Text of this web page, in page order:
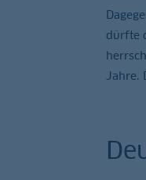
dürfte
Jahre.